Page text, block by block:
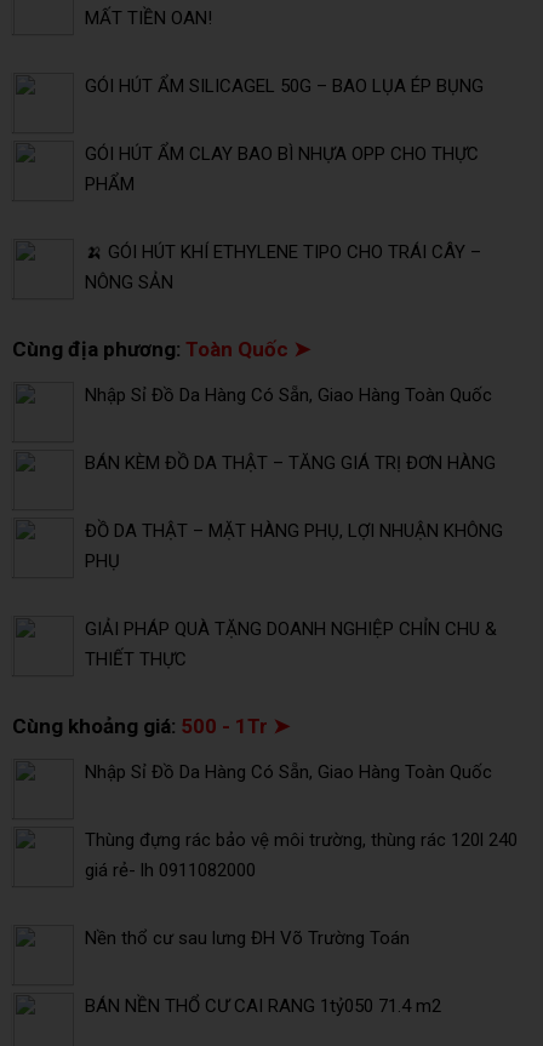
MẤT TIỀN OAN!
GÓI HÚT ẨM SILICAGEL 50G – BAO LỤA ÉP BỤNG
GÓI HÚT ẨM CLAY BAO BÌ NHỰA OPP CHO THỰC
PHẨM
🍌 GÓI HÚT KHÍ ETHYLENE TIPO CHO TRÁI CÂY –
NÔNG SẢN
Cùng địa phương: Toàn Quốc ➤
Nhập Sỉ Đồ Da Hàng Có Sẵn, Giao Hàng Toàn Quốc
BÁN KÈM ĐỒ DA THẬT – TĂNG GIÁ TRỊ ĐƠN HÀNG
ĐỒ DA THẬT – MẶT HÀNG PHỤ, LỢI NHUẬN KHÔNG
PHỤ
GIẢI PHÁP QUÀ TẶNG DOANH NGHIỆP CHỈN CHU &
THIẾT THỰC
Cùng khoảng giá: 500 - 1Tr ➤
Nhập Sỉ Đồ Da Hàng Có Sẵn, Giao Hàng Toàn Quốc
Thùng đựng rác bảo vệ môi trường, thùng rác 120l 240
giá rẻ- lh 0911082000
Nền thổ cư sau lưng ĐH Võ Trường Toán
BÁN NỀN THỔ CƯ CAI RANG 1tỷ050 71.4 m2